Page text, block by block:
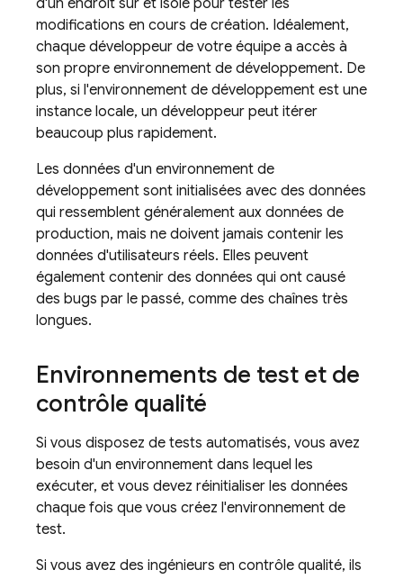
modifications en cours de création. Idéalement,
chaque développeur de votre équipe a accès à
son propre environnement de développement. De
plus, si l'environnement de développement est une
instance locale, un développeur peut itérer
beaucoup plus rapidement.
Les données d'un environnement de
développement sont initialisées avec des données
qui ressemblent généralement aux données de
production, mais ne doivent jamais contenir les
données d'utilisateurs réels. Elles peuvent
également contenir des données qui ont causé
des bugs par le passé, comme des chaînes très
longues.
Environnements de test et de
contrôle qualité
Si vous disposez de tests automatisés, vous avez
besoin d'un environnement dans lequel les
exécuter, et vous devez réinitialiser les données
chaque fois que vous créez l'environnement de
test.
Si vous avez des ingénieurs en contrôle qualité, ils